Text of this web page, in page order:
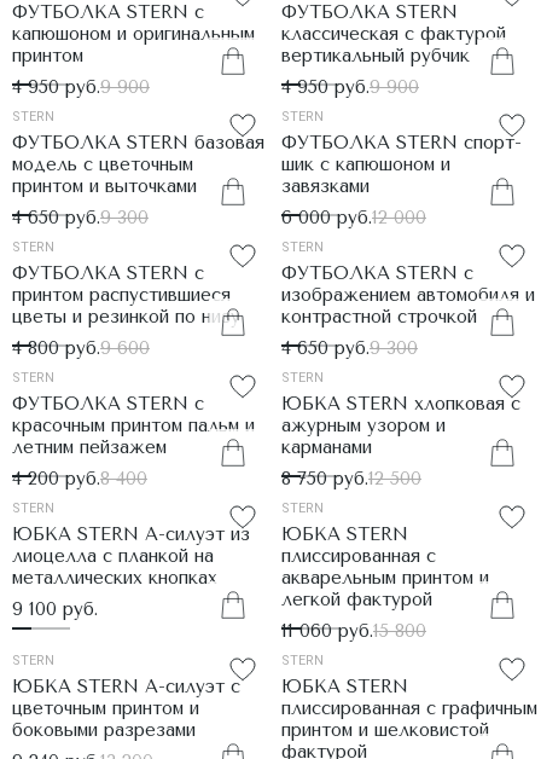
ФУТБОЛКА STERN с
капюшоном и оригинальным
принтом
4 950 руб.9 900
ФУТБОЛКА STERN
классическая с фактурой
вертикальный рубчик
4 950 руб.9 900
STERN
ФУТБОЛКА STERN базовая
модель с цветочным
принтом и выточками
4 650 руб.9 300
STERN
ФУТБОЛКА STERN спорт-
шик с капюшоном и
завязками
6 000 руб.12 000
STERN
ФУТБОЛКА STERN с
принтом распустившиеся
цветы и резинкой по низу
4 800 руб.9 600
STERN
ФУТБОЛКА STERN с
изображением автомобиля и
контрастной строчкой
4 650 руб.9 300
STERN
ФУТБОЛКА STERN с
красочным принтом пальм и
летним пейзажем
4 200 руб.8 400
STERN
ЮБКА STERN хлопковая с
ажурным узором и
карманами
8 750 руб.12 500
STERN
ЮБКА STERN А-силуэт из
лиоцелла с планкой на
металлических кнопках
9 100 руб.
STERN
ЮБКА STERN
плиссированная с
акварельным принтом и
легкой фактурой
11 060 руб.15 800
STERN
ЮБКА STERN А-силуэт с
цветочным принтом и
боковыми разрезами
STERN
ЮБКА STERN
плиссированная с графичным
принтом и шелковистой
фактурой